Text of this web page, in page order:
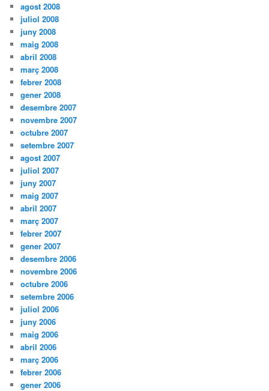
agost 2008
juliol 2008
juny 2008
maig 2008
abril 2008
març 2008
febrer 2008
gener 2008
desembre 2007
novembre 2007
octubre 2007
setembre 2007
agost 2007
juliol 2007
juny 2007
maig 2007
abril 2007
març 2007
febrer 2007
gener 2007
desembre 2006
novembre 2006
octubre 2006
setembre 2006
juliol 2006
juny 2006
maig 2006
abril 2006
març 2006
febrer 2006
gener 2006